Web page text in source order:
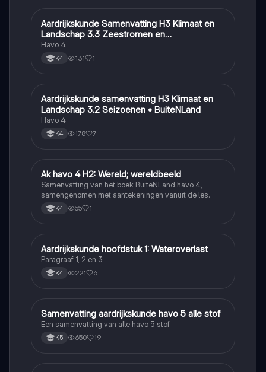
Aardrijkskunde
Aardrijkskunde Samenvatting H3 Klimaat en
Landschap 3.3 Zeestromen en
Klimaatgebieden • BuiteNLand
Havo 4
K4 131 1
Aardrijkskunde
Aardrijkskunde samenvatting H3 Klimaat en
Landschap 3.2 Seizoenen • BuiteNLand
Havo 4
K4 178 7
Aardrijkskunde
Ak havo 4 H2: Wereld; wereldbeeld
Samenvatting van het boek BuiteNLand havo 4,
samengenomen met aantekeningen vanuit de les.
K4 55 1
Aardrijkskunde
Aardrijkskunde hoofdstuk 1: Wateroverlast
Paragraaf 1, 2 en 3
K4 221 6
Aardrijkskunde
Samenvatting aardrijkskunde havo 5 alle stof
Een samenvatting van alle havo 5 stof
K5 650 19